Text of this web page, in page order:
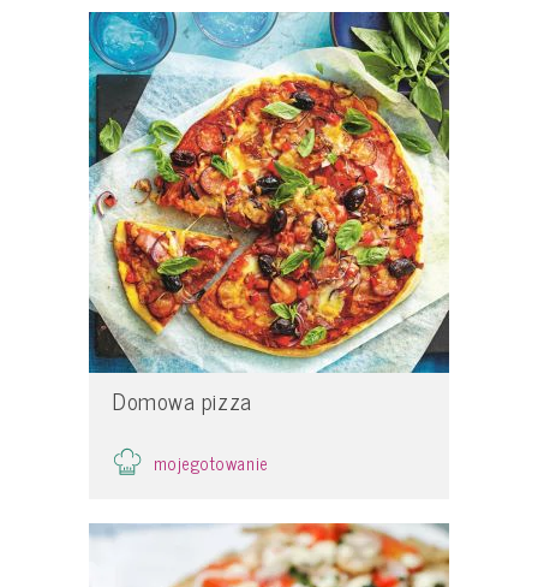
Domowa pizza
mojegotowanie